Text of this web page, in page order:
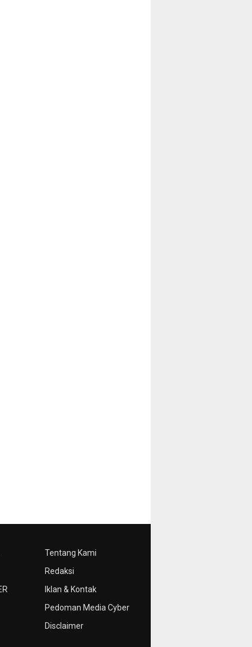
Tentang Kami
Redaksi
Iklan & Kontak
Pedoman Media Cyber
Disclaimer